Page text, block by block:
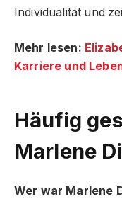
Individualität und
Mehr lesen:
Karriere und
Häufig
Marlene
Wer war Marlene